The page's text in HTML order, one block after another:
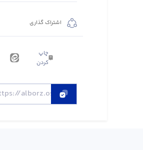
اشتراک گذاری
چاپ
کردن